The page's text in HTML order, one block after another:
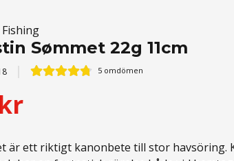
Sømmet 22g 11cm
5 omdömen
är ett riktigt kanonbete till stor havsöring.